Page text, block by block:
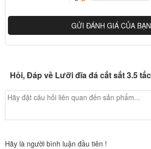
GỬI ĐÁNH GIÁ CỦA BẠN
Hãy là người bình luận đầu tiên !